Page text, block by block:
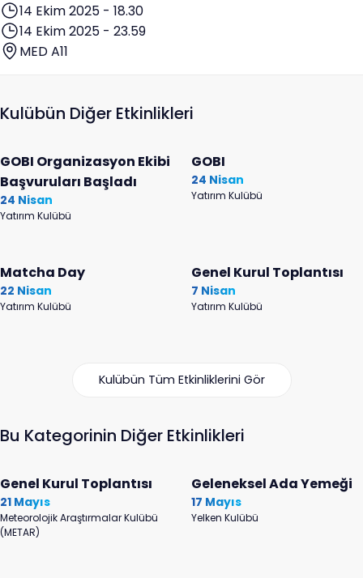
14 Ekim 2025 - 18.30
14 Ekim 2025 - 23.59
MED A11
Kulübün Diğer Etkinlikleri
GOBI Organizasyon Ekibi
Başvuruları Başladı
24 Nisan
Yatırım Kulübü
GOBI
24 Nisan
Yatırım Kulübü
Matcha Day
22 Nisan
Yatırım Kulübü
Genel Kurul Toplantısı
7 Nisan
Yatırım Kulübü
Kulübün Tüm Etkinliklerini Gör
Bu Kategorinin Diğer Etkinlikleri
Genel Kurul Toplantısı
21 Mayıs
Meteorolojik Araştırmalar Kulübü
(METAR)
Geleneksel Ada Yemeği
17 Mayıs
Yelken Kulübü